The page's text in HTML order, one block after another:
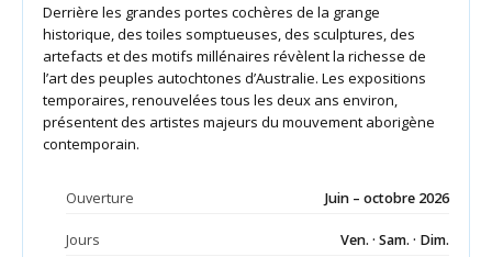
Derrière les grandes portes cochères de la grange
historique, des toiles somptueuses, des sculptures, des
artefacts et des motifs millénaires révèlent la richesse de
l’art des peuples autochtones d’Australie. Les expositions
temporaires, renouvelées tous les deux ans environ,
présentent des artistes majeurs du mouvement aborigène
contemporain.
Ouverture Juin – octobre 2026
Jours Ven. · Sam. · Dim.